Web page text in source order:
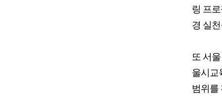
링 프
경 실
또 서
울시교
범위를